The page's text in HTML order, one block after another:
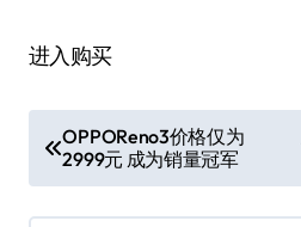
进入购买
章
导
OPPOReno3价格仅为
2999元 成为销量冠军